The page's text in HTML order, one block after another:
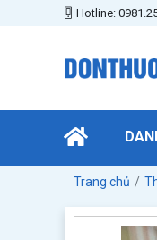
Hotline:
Trang chủ